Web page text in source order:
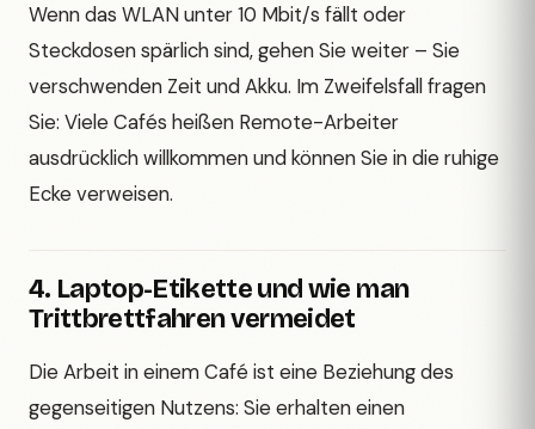
Wenn das WLAN unter 10 Mbit/s fällt oder
Steckdosen spärlich sind, gehen Sie weiter – Sie
verschwenden Zeit und Akku. Im Zweifelsfall fragen
Sie: Viele Cafés heißen Remote-Arbeiter
ausdrücklich willkommen und können Sie in die ruhige
Ecke verweisen.
4. Laptop-Etikette und wie man
Trittbrettfahren vermeidet
Die Arbeit in einem Café ist eine Beziehung des
gegenseitigen Nutzens: Sie erhalten einen